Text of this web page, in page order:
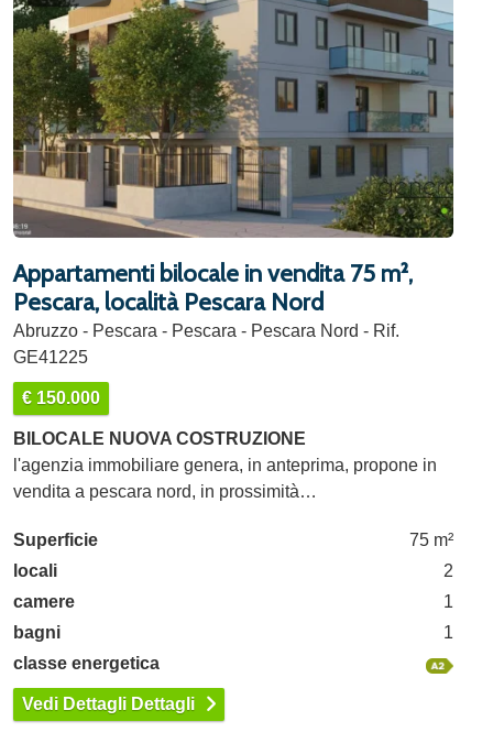
Appartamenti bilocale in vendita 75 m²,
Pescara, località Pescara Nord
Abruzzo - Pescara - Pescara - Pescara Nord - Rif.
GE41225
€ 150.000
BILOCALE NUOVA COSTRUZIONE
l'agenzia immobiliare genera, in anteprima, propone in
vendita a pescara nord, in prossimità…
Superficie
75 m²
locali
2
camere
1
bagni
1
classe energetica
Vedi Dettagli Dettagli